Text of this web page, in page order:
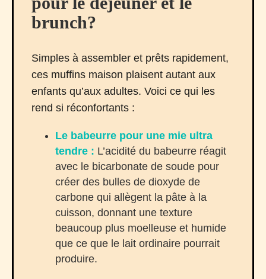
brunch?
Simples à assembler et prêts rapidement,
ces muffins maison plaisent autant aux
enfants qu’aux adultes. Voici ce qui les
rend si réconfortants :
Le babeurre pour une mie ultra
tendre : L’acidité du babeurre réagit
avec le bicarbonate de soude pour
créer des bulles de dioxyde de
carbone qui allègent la pâte à la
cuisson, donnant une texture
beaucoup plus moelleuse et humide
que ce que le lait ordinaire pourrait
produire.